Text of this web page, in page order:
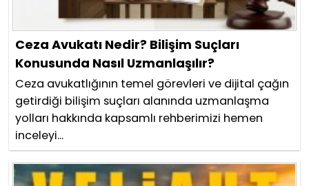
Ceza Avukatı Nedir? Bilişim Suçları
Konusunda Nasıl Uzmanlaşılır?
Ceza avukatlığının temel görevleri ve dijital çağın
getirdiği bilişim suçları alanında uzmanlaşma
yolları hakkında kapsamlı rehberimizi hemen
inceleyi...